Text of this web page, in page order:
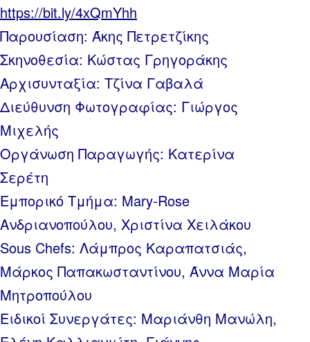
https://bit.ly/4xQmYhh
Παρουσίαση: Άκης Πετρετζίκης
Σκηνοθεσία: Κώστας Γρηγοράκης
Αρχισυνταξία: Τζίνα Γαβαλά
Διεύθυνση Φωτογραφίας: Γιώργος
Μιχελής
Οργάνωση Παραγωγής: Κατερίνα
Σερέτη
Εμπορικό Τμήμα: Mary-Rose
Ανδριανοπούλου, Χριστίνα Χειλάκου
Sous Chefs: Λάμπρος Καραπατσιάς,
Μάρκος Παπακωσταντίνου, Άννα Μαρία
Μητροπούλου
Ειδικοί Συνεργάτες: Μαριάνθη Μανώλη,